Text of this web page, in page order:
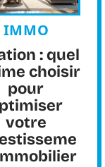
IMMO
: quel
choisir
pour
votre